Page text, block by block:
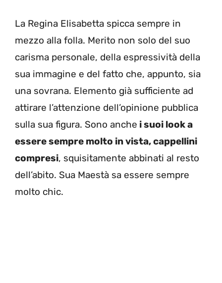
La Regina Elisabetta spicca sempre in
mezzo alla folla. Merito non solo del suo
carisma personale, della espressività della
sua immagine e del fatto che, appunto, sia
una sovrana. Elemento già sufficiente ad
attirare l’attenzione dell’opinione pubblica
sulla sua figura. Sono anche i suoi look a
essere sempre molto in vista, cappellini
compresi, squisitamente abbinati al resto
dell’abito. Sua Maestà sa essere sempre
molto chic.